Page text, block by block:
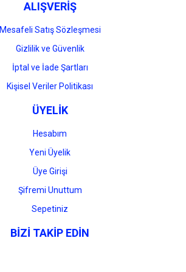
ALIŞVERİŞ
Mesafeli Satış Sözleşmesi
Gizlilik ve Güvenlik
İptal ve İade Şartları
Kişisel Veriler Politikası
ÜYELİK
Hesabım
Yeni Üyelik
Üye Girişi
Şifremi Unuttum
Sepetiniz
BİZİ TAKİP EDİN